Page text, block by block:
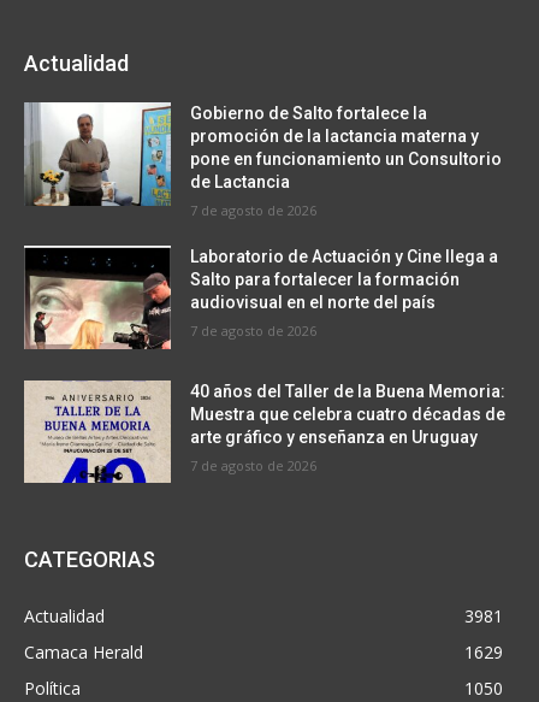
Actualidad
Gobierno de Salto fortalece la
promoción de la lactancia materna y
pone en funcionamiento un Consultorio
de Lactancia
7 de agosto de 2026
Laboratorio de Actuación y Cine llega a
Salto para fortalecer la formación
audiovisual en el norte del país
7 de agosto de 2026
40 años del Taller de la Buena Memoria:
Muestra que celebra cuatro décadas de
arte gráfico y enseñanza en Uruguay
7 de agosto de 2026
CATEGORIAS
Actualidad
3981
Camaca Herald
1629
Política
1050